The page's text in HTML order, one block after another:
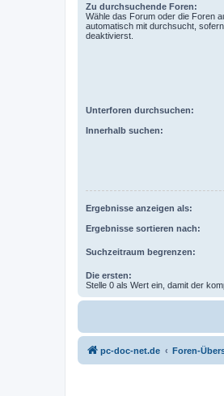
Zu durchsuchende Foren:
Wähle das Forum oder die Foren
automatisch mit durchsucht,
deaktivierst.
Unterforen durchsuchen:
Innerhalb suchen:
Ergebnisse anzeigen als:
Ergebnisse sortieren nach:
Suchzeitraum begrenzen:
Die ersten:
Stelle 0 als Wert ein, damit der
pc-doc-net.de Foren-